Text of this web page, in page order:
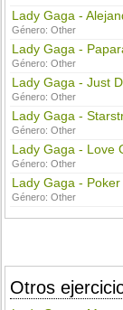
Lady Gaga -
Género:Other
Lady Gaga -
Género:Other
Lady Gaga - Just
Género:Other
Lady Gaga -
Género:Other
Lady Gaga - Love
Género:Other
Lady Gaga -
Género:Other
Otros